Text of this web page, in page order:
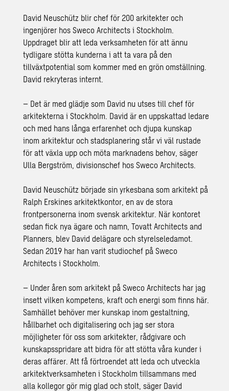
David Neuschütz blir chef för 200 arkitekter och
ingenjörer hos Sweco Architects i Stockholm.
Uppdraget blir att leda verksamheten för att ännu
tydligare stötta kunderna i att ta vara på den
tillväxtpotential som kommer med en grön omställning.
David rekryteras internt.
– Det är med glädje som David nu utses till chef för
arkitekterna i Stockholm. David är en uppskattad ledare
och med hans långa erfarenhet och djupa kunskap
inom arkitektur och stadsplanering står vi väl rustade
för att växla upp och möta marknadens behov, säger
Ulla Bergström, divisionschef hos Sweco Architects.
David Neuschütz började sin yrkesbana som arkitekt på
Ralph Erskines arkitektkontor, en av de stora
frontpersonerna inom svensk arkitektur. När kontoret
sedan fick nya ägare och namn, Tovatt Architects and
Planners, blev David delägare och styrelseledamot.
Sedan 2019 har han varit studiochef på Sweco
Architects i Stockholm.
– Under åren som arkitekt på Sweco Architects har jag
insett vilken kompetens, kraft och energi som finns här.
Samhället behöver mer kunskap inom gestaltning,
hållbarhet och digitalisering och jag ser stora
möjligheter för oss som arkitekter, rådgivare och
kunskapsspridare att bidra för att stötta våra kunder i
deras affärer. Att få förtroendet att leda och utveckla
arkitektverksamheten i Stockholm tillsammans med
alla kollegor gör mig glad och stolt, säger David